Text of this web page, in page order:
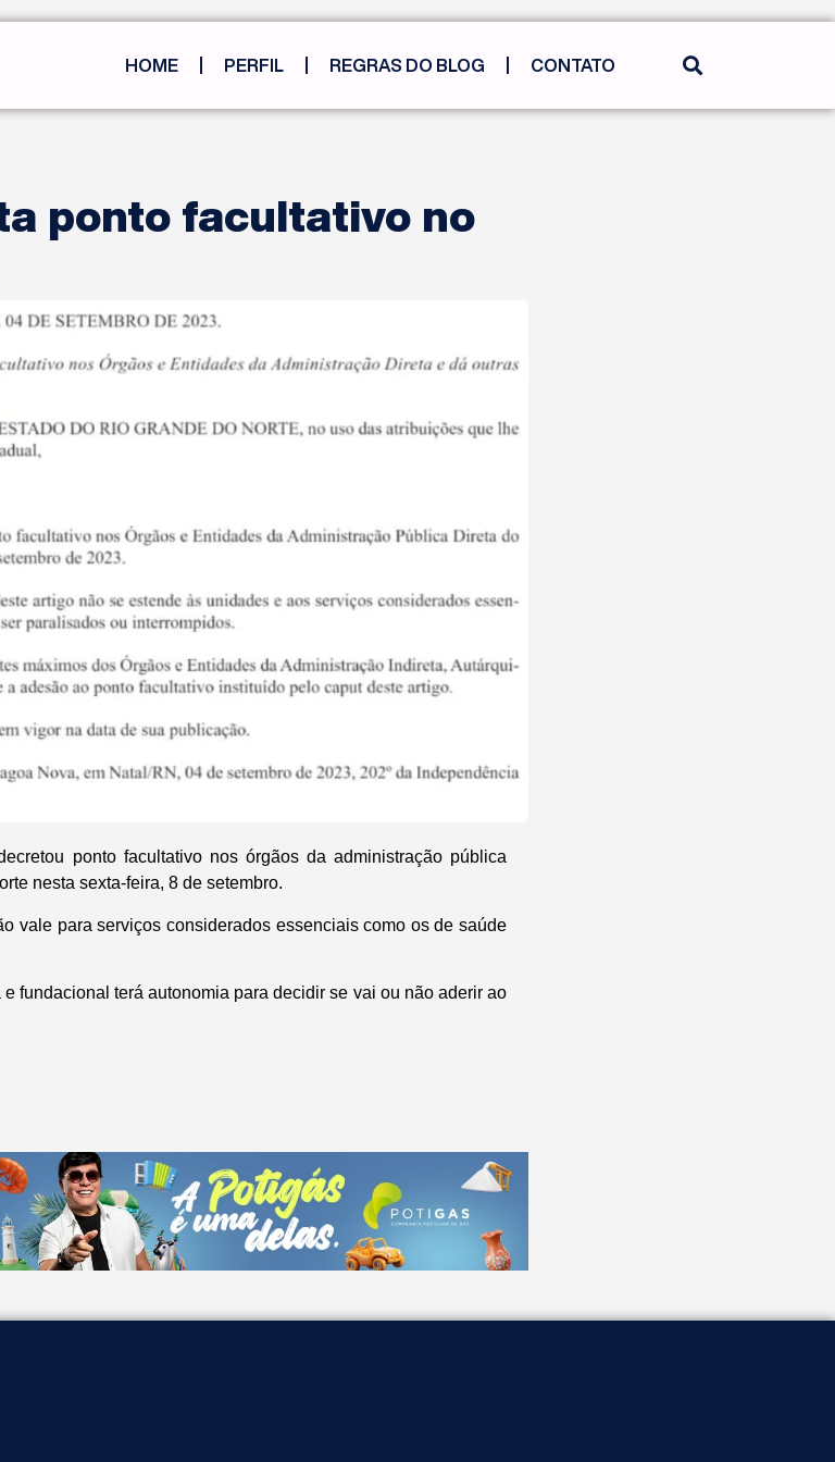
HOME PERFIL REGRAS DO BLOG CONTATO
ponto facultativo no
ponto facultativo nos órgãos da administração pública
nesta sexta-feira, 8 de setembro.
vale para serviços considerados essenciais como os de saúde
fundacional terá autonomia para decidir se vai ou não aderir ao